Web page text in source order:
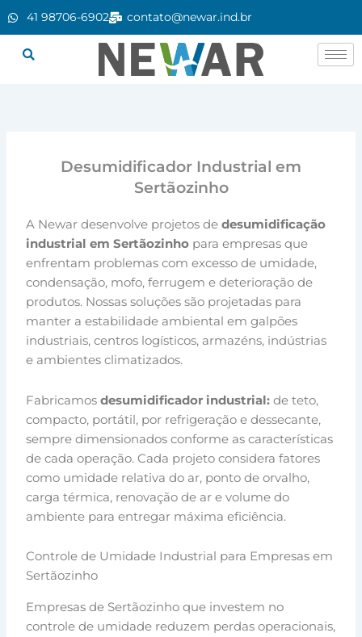
41 98706-6902 contato@newar.ind.br
Desumidificador Industrial em
Sertãozinho
A Newar desenvolve projetos dedesumidificação
industrial em Sertãozinho para empresas que
enfrentam problemas com excesso de umidade,
condensação, mofo, ferrugem e deterioração de
produtos. Nossas soluções são projetadas para
manter a estabilidade ambiental em galpões
industriais, centros logísticos, armazéns, indústrias
e ambientes climatizados.
Fabricamosdesumidificador industrial:de teto,
compacto, portátil, por refrigeração e dessecante,
sempre dimensionados conforme as características
de cada operação. Cada projeto considera fatores
como umidade relativa do ar, ponto de orvalho,
carga térmica, renovação de ar e volume do
ambiente para entregar máxima eficiência.
Controle de Umidade Industrial para Empresas em
Sertãozinho
Empresas de Sertãozinho que investem no
controle de umidade reduzem perdas operacionais,